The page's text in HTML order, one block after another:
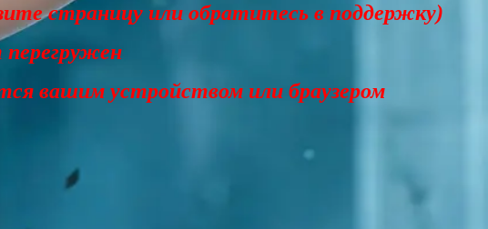
страницу или обратитесь в поддержку)
вашим устройством или браузером